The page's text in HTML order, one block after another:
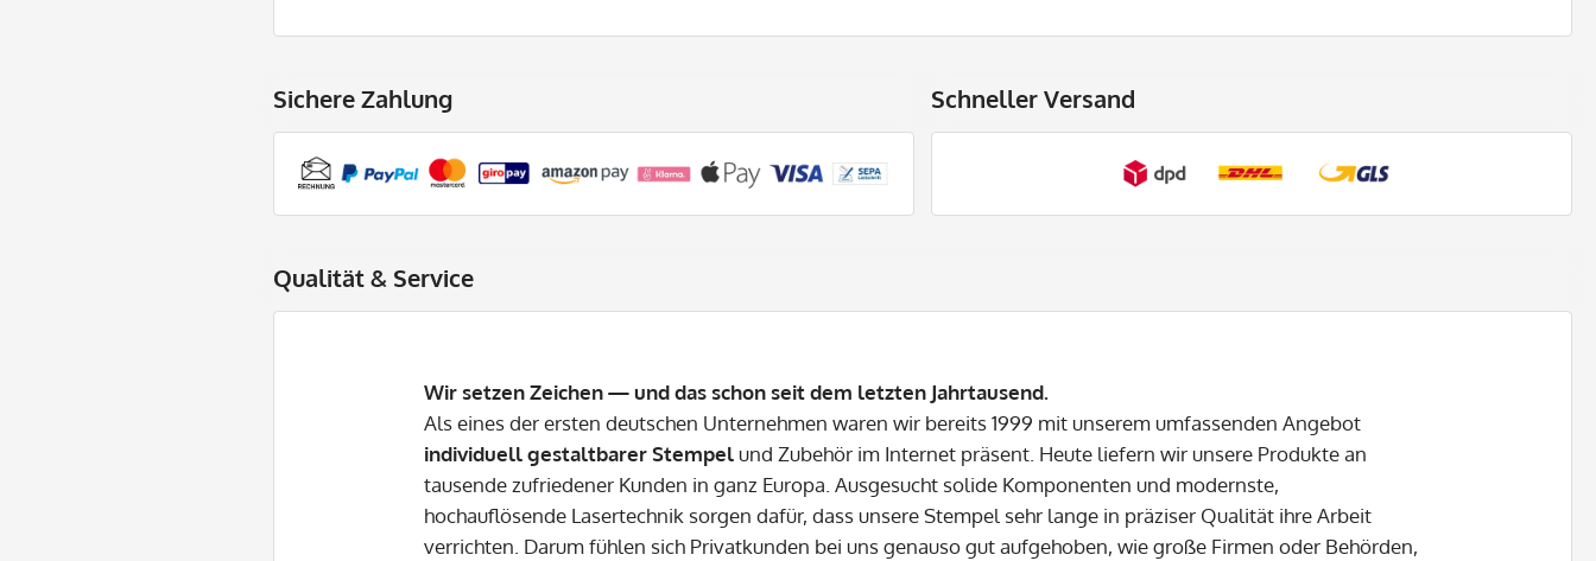
Sichere Zahlung Schneller Versand
Qualität & Service
Wir setzen Zeichen — und das schon seit dem letzten Jahrtausend.
Als eines der ersten deutschen Unternehmen waren wir bereits 1999 mit unserem umfassenden Angebot
individuell gestaltbarer Stempelund Zubehör im Internet präsent. Heute liefern wir unsere Produkte an
tausende zufriedener Kunden in ganz Europa. Ausgesucht solide Komponenten und modernste,
hochauflösende Lasertechnik sorgen dafür, dass unsere Stempel sehr lange in präziser Qualität ihre Arbeit
verrichten. Darum fühlen sich Privatkunden bei uns genauso gut aufgehoben, wie große Firmen oder Behörden,